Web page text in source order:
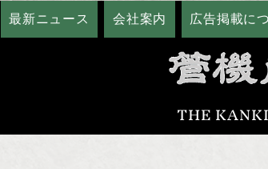
最新ニュース 会社案内 広告掲載に
THE